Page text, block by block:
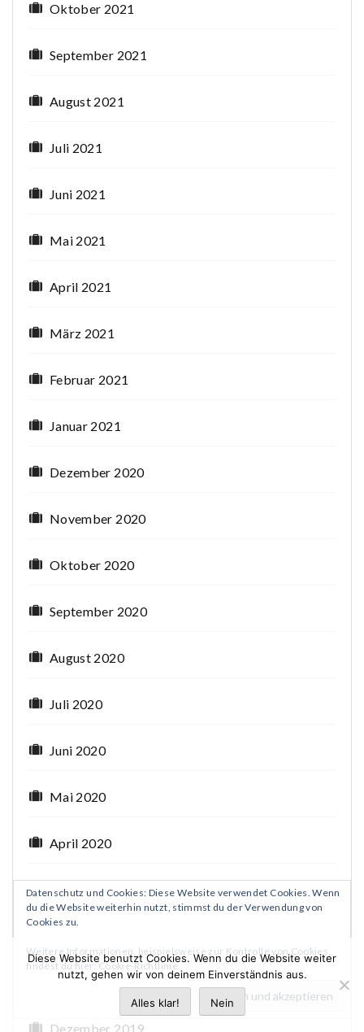
Oktober 2021
September 2021
August 2021
Juli 2021
Juni 2021
Mai 2021
April 2021
März 2021
Februar 2021
Januar 2021
Dezember 2020
November 2020
Oktober 2020
September 2020
August 2020
Juli 2020
Juni 2020
Mai 2020
April 2020
März 2020
Januar 2020
Dezember 2019
Datenschutz und Cookies: Diese Website verwendet Cookies. Wenn
du die Website weiterhin nutzt, stimmst du der Verwendung von
Cookies zu.
Weitere Informationen, beispielsweise zur Kontrolle von Cookies,
findest du hier:Cookie-Richtlinie
Diese Website benutzt Cookies. Wenn du die Website weiter
nutzt, gehen wir von deinem Einverständnis aus.
Alles klar! Nein